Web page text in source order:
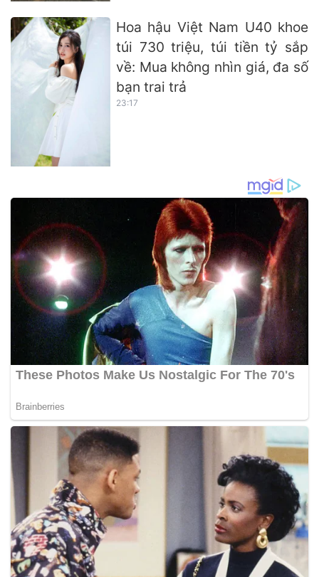
Hoa hậu Việt Nam U40 khoe
túi 730 triệu, túi tiền tỷ sắp
về: Mua không nhìn giá, đa số
bạn trai trả
23:17